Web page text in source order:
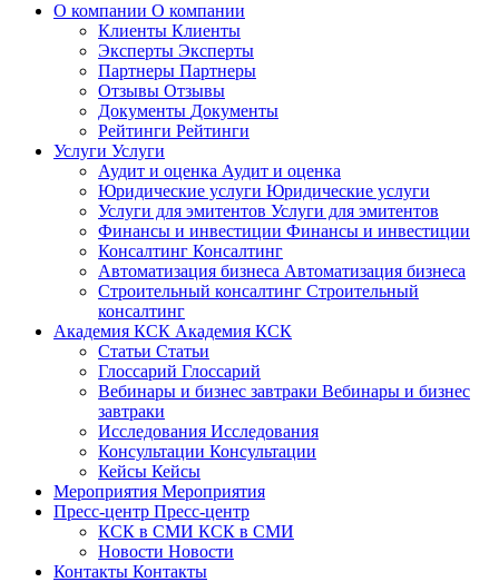
О компании О компании
Клиенты Клиенты
Эксперты Эксперты
Партнеры Партнеры
Отзывы Отзывы
Документы Документы
Рейтинги Рейтинги
Услуги Услуги
Аудит и оценка Аудит и оценка
Юридические услуги Юридические услуги
Услуги для эмитентов Услуги для эмитентов
Финансы и инвестиции Финансы и инвестиции
Консалтинг Консалтинг
Автоматизация бизнеса Автоматизация бизнеса
Строительный консалтинг Строительный
консалтинг
Академия КСК Академия КСК
Статьи Статьи
Глоссарий Глоссарий
Вебинары и бизнес завтраки Вебинары и бизнес
завтраки
Исследования Исследования
Консультации Консультации
Кейсы Кейсы
Мероприятия Мероприятия
Пресс-центр Пресс-центр
КСК в СМИ КСК в СМИ
Новости Новости
Контакты Контакты